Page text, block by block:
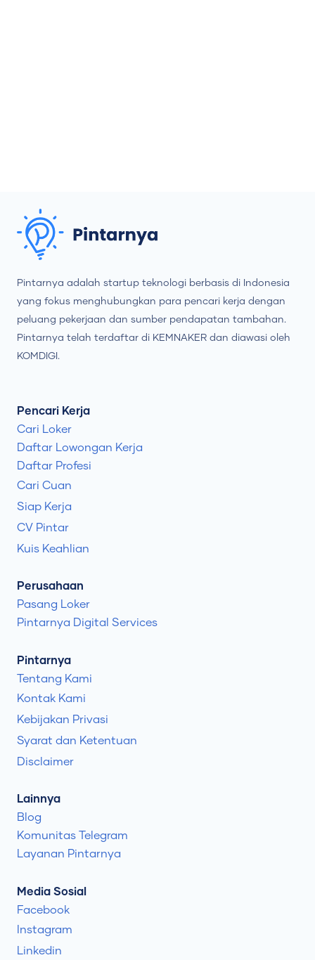
Pintarnya adalah startup teknologi berbasis di Indonesia
yang fokus menghubungkan para pencari kerja dengan
peluang pekerjaan dan sumber pendapatan tambahan.
Pintarnya telah terdaftar di KEMNAKER dan diawasi oleh
KOMDIGI.
Pencari Kerja
Cari Loker
Daftar Lowongan Kerja
Daftar Profesi
Cari Cuan
Siap Kerja
CV Pintar
Kuis Keahlian
Perusahaan
Pasang Loker
Pintarnya Digital Services
Pintarnya
Tentang Kami
Kontak Kami
Kebijakan Privasi
Syarat dan Ketentuan
Disclaimer
Lainnya
Blog
Komunitas Telegram
Layanan Pintarnya
Media Sosial
Facebook
Instagram
Linkedin